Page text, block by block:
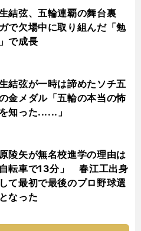
結弦、五輪連覇の舞台裏
で欠場中に取り組んだ「勉
で成長
結弦が一時は諦めたソチ五
金メダル「五輪の本当の怖
知った......」
陵矢が無名校進学の理由は
自転車で13分」 春江工出身
て最初で最後のプロ野球選
なった